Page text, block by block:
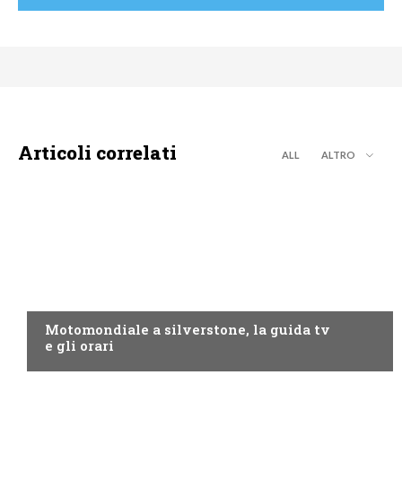
Articoli correlati ALL ALTRO
Motomondiale a silverstone, la guida tv
e gli orari